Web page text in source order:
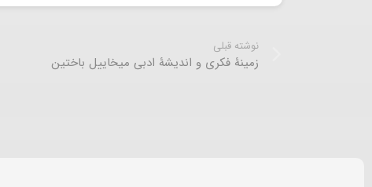
نوشته قبلی
زمینۀ فکری و اندیشۀ ادبی میخاییل باختین